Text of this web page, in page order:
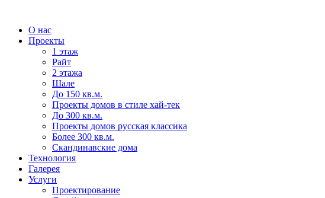
О нас
Проекты
1 этаж
Райт
2 этажа
Шале
До 150 кв.м.
Проекты домов в стиле хай-тек
До 300 кв.м.
Проекты домов русская классика
Более 300 кв.м.
Скандинавские дома
Технология
Галерея
Услуги
Проектирование